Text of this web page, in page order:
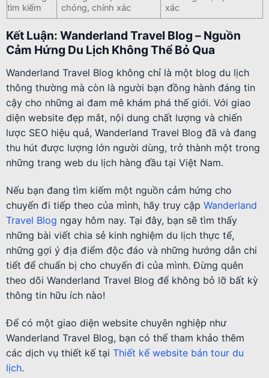
tìm kiếm
chóng, chính xác
xác
Kết Luận: Wanderland Travel Blog – Nguồn
Cảm Hứng Du Lịch Không Thể Bỏ Qua
Wanderland Travel Blog không chỉ là một blog du lịch
thông thường mà còn là người bạn đồng hành đáng tin
cậy cho những ai đam mê khám phá thế giới. Với giao
diện website đẹp mắt, nội dung chất lượng và chiến
lược SEO hiệu quả, Wanderland Travel Blog đã và đang
thu hút được lượng lớn người dùng, trở thành một trong
những trang web du lịch hàng đầu tại Việt Nam.
Nếu bạn đang tìm kiếm một nguồn cảm hứng cho
chuyến đi tiếp theo của mình, hãy truy cập Wanderland
Travel Blog ngay hôm nay. Tại đây, bạn sẽ tìm thấy
những bài viết chia sẻ kinh nghiệm du lịch thực tế,
những gợi ý địa điểm độc đáo và những hướng dẫn chi
tiết để chuẩn bị cho chuyến đi của mình. Đừng quên
theo dõi Wanderland Travel Blog để không bỏ lỡ bất kỳ
thông tin hữu ích nào!
Để có một giao diện website chuyên nghiệp như
Wanderland Travel Blog, bạn có thể tham khảo thêm
các dịch vụ thiết kế tại Thiết kế website bán tour du
lịch.